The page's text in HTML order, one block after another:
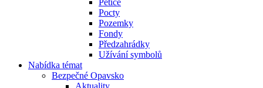
Petice
Pocty
Pozemky
Fondy
Předzahrádky
Užívání symbolů
Nabídka témat
Bezpečné Opavsko